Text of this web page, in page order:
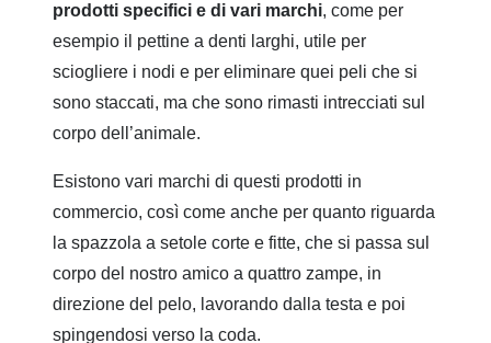
prodotti specifici e di vari marchi, come per
esempio il pettine a denti larghi, utile per
sciogliere i nodi e per eliminare quei peli che si
sono staccati, ma che sono rimasti intrecciati sul
corpo dell’animale.
Esistono vari marchi di questi prodotti in
commercio, così come anche per quanto riguarda
la spazzola a setole corte e fitte, che si passa sul
corpo del nostro amico a quattro zampe, in
direzione del pelo, lavorando dalla testa e poi
spingendosi verso la coda.